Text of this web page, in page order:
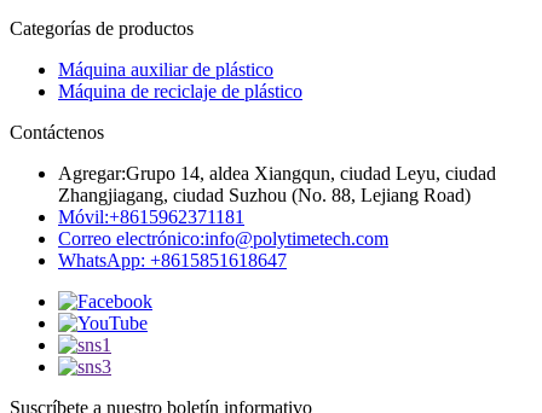
Categorías de productos
Máquina auxiliar de plástico
Máquina de reciclaje de plástico
Contáctenos
Agregar:Grupo 14, aldea Xiangqun, ciudad Leyu, ciudad
Zhangjiagang, ciudad Suzhou (No. 88, Lejiang Road)
Móvil:+8615962371181
Correo electrónico:info@polytimetech.com
WhatsApp: +8615851618647
Suscríbete a nuestro boletín informativo